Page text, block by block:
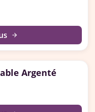
arrow_forward
Argenté